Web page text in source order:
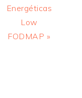
Post:
Energéticas
Low
FODMAP »